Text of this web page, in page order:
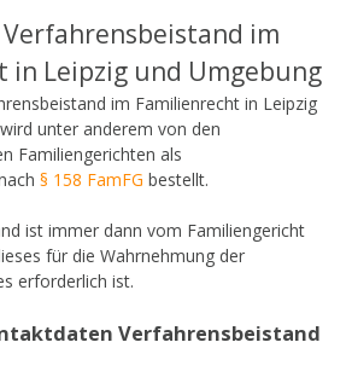
Verfahrensbeistand im
in Leipzig und Umgebung
im Familienrecht in Leipzig
unter anderem von den
Familiengerichten als
§ 158 FamFG bestellt.
ist immer dann vom Familiengericht
für die Wahrnehmung der
erforderlich ist.
Verfahrensbeistand